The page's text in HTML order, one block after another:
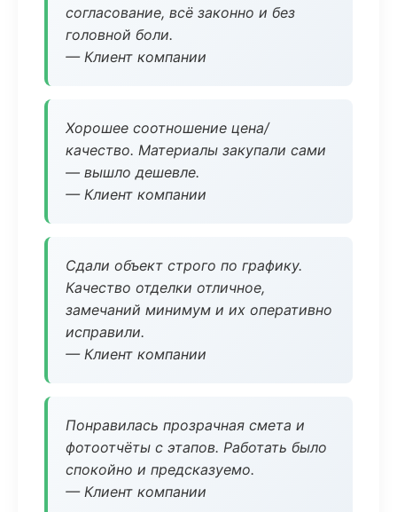
согласование, всё законно и без
головной боли.
— Клиент компании
Хорошее соотношение цена/
качество. Материалы закупали сами
— вышло дешевле.
— Клиент компании
Сдали объект строго по графику.
Качество отделки отличное,
замечаний минимум и их оперативно
исправили.
— Клиент компании
Понравилась прозрачная смета и
фотоотчёты с этапов. Работать было
спокойно и предсказуемо.
— Клиент компании